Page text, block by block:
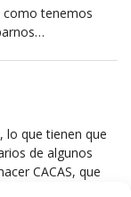
como tenemos
lo que tienen que
de algunos
CACAS, que